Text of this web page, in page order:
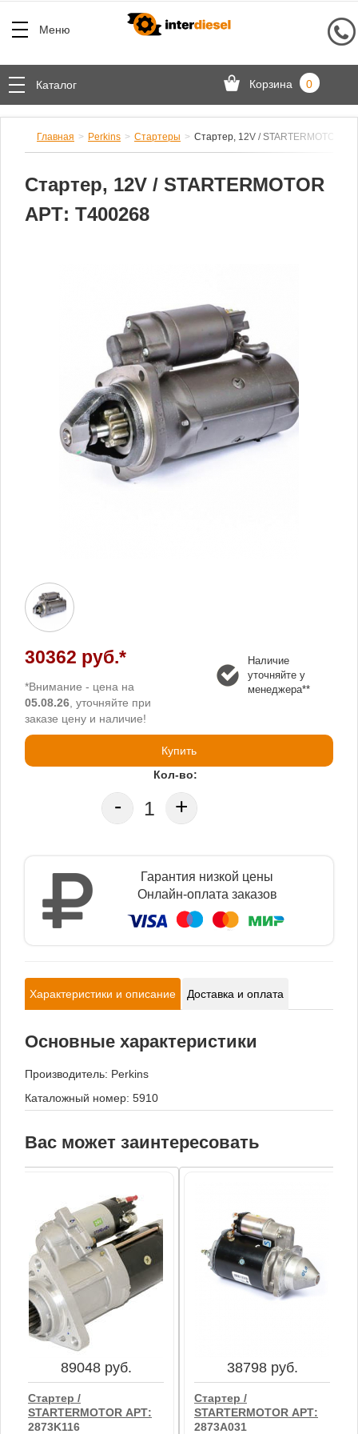
Меню
Каталог Корзина 0
Главная Perkins Стартеры Стартер, 12V / STARTERMOTOR
Стартер, 12V / STARTERMOTOR
АРТ: T400268
30362 руб.*
*Внимание - цена на
05.08.26 , уточняйте при
заказе цену и наличие!
Наличие
уточняйте у
менеджера**
Купить
Кол-во:
- +
Гарантия низкой цены
Онлайн-оплата заказов
Характеристики и описание Доставка и оплата
Основные характеристики
Производитель: Perkins
Каталожный номер: 5910
Вас может заинтересовать
89048 руб.
Стартер /
STARTERMOTOR АРТ:
2873K116
38798 руб.
Стартер /
STARTERMOTOR АРТ:
2873A031